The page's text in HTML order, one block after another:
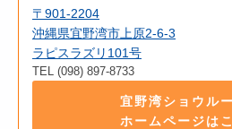
〒901-2204
沖縄県宜野湾市上原2-6-3
ラピスラズリ101号
TEL (098) 897-8733
宜野湾ショウル
ホームページは